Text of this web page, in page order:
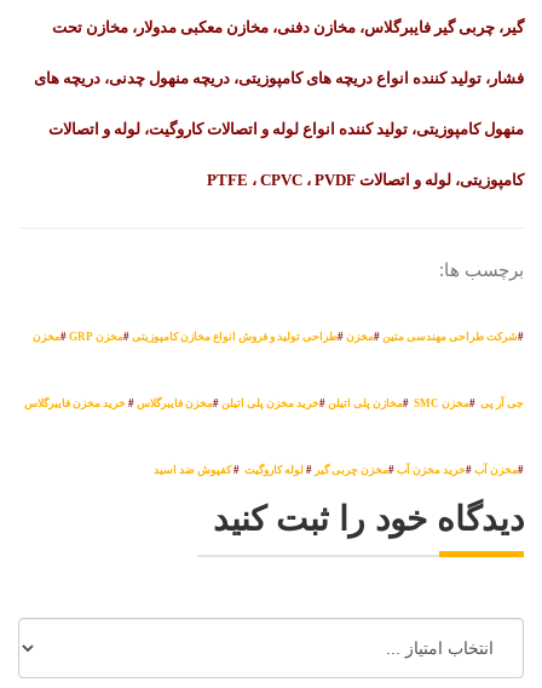
گیر، چربی گیر فایبرگلاس، مخازن دفنی، مخازن معکبی مدولار، مخازن تحت
فشار، تولید کننده انواع دریچه های کامپوزیتی، دریچه منهول چدنی، دریچه های
منهول کامپوزیتی، تولید کننده انواع لوله و اتصالات کاروگیت، لوله و اتصالات
کامپوزیتی، لوله و اتصالات PTFE ، CPVC ، PVDF
برچسب ها:
#شرکت طراحی مهندسی متین #مخزن #طراحی تولید و فروش انواع مخازن کامپوزیتی #مخزن GRP #مخزن
جی آر پی #مخزن SMC #مخازن پلی اتیلن #خرید مخزن پلی اتیلن #مخزن فایبرگلاس # خرید مخزن فایبرگلاس
#مخزن آب #خرید مخزن آب #مخزن چربی گیر # لوله کاروگیت #کفپوش ضد اسید
دیدگاه خود را ثبت کنید